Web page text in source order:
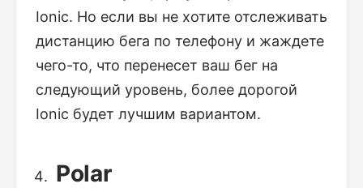
Ionic. Но если вы не хотите отслеживать
дистанцию ​​бега по телефону и жаждете
чего-то, что перенесет ваш бег на
следующий уровень, более дорогой
Ionic будет лучшим вариантом.
Polar